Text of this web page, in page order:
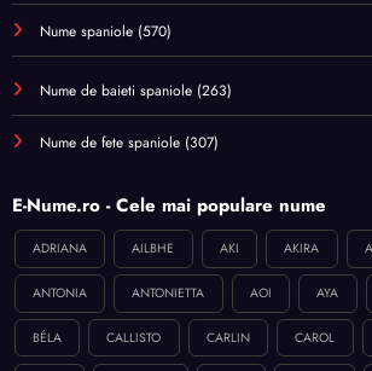
Nume spaniole (570)
Nume de baieti spaniole (263)
Nume de fete spaniole (307)
E-Nume.ro - Cele mai populare nume
ADRIANA AILBHE AKI AKIRA
ANTONIA ANTONIETTA AOI AYA
BÉLA CALLISTO CARLIN CAROL